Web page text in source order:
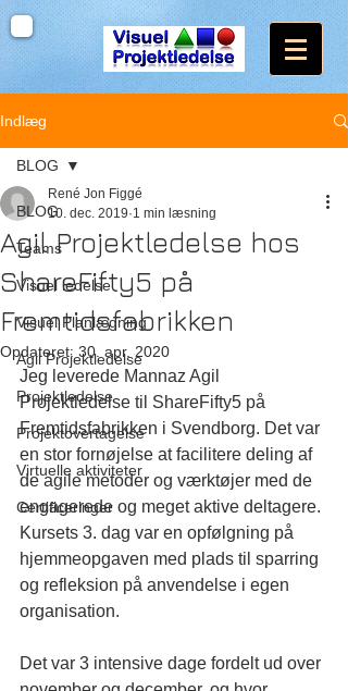
Indlæg
BLOG
Teams
Visuel ledelse
Visuel Planlægning
Agil Projektledelse
Projektledelse
Projektovertagelse
Virtuelle aktiviteter
Certificeringer
BLOG
Agil Projektledelse hos
ShareFifty5 på
Fremtidsfabrikken
René Jon Figgé
10. dec. 2019 1 min læsning
Opdateret: 30. apr. 2020
Jeg leverede Mannaz Agil
Projektledelse til ShareFifty5 på
Fremtidsfabrikken i Svendborg. Det var
en stor fornøjelse at facilitere deling af
de agile metoder og værktøjer med de
engagerede og meget aktive deltagere.
Kursets 3. dag var en opfølgning på
hjemmeopgaven med plads til sparring
og refleksion på anvendelse i egen
organisation.
Det var 3 intensive dage fordelt ud over